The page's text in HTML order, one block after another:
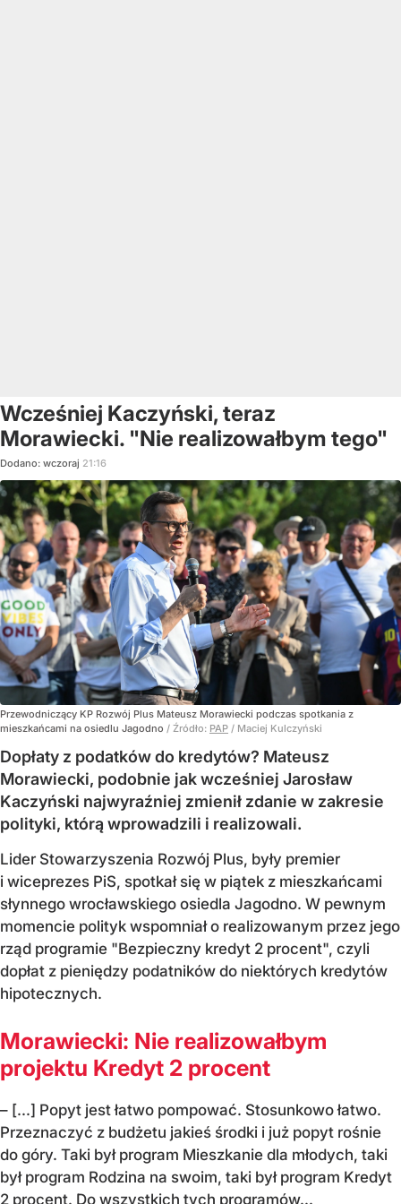
Wcześniej Kaczyński, teraz
Morawiecki. "Nie realizowałbym tego"
Dodano: wczoraj 21:16
Przewodniczący KP Rozwój Plus Mateusz Morawiecki podczas spotkania z
mieszkańcami na osiedlu Jagodno / Źródło: PAP / Maciej Kulczyński
Dopłaty z podatków do kredytów? Mateusz
Morawiecki, podobnie jak wcześniej Jarosław
Kaczyński najwyraźniej zmienił zdanie w zakresie
polityki, którą wprowadzili i realizowali.
Lider Stowarzyszenia Rozwój Plus, były premier
i wiceprezes PiS, spotkał się w piątek z mieszkańcami
słynnego wrocławskiego osiedla Jagodno. W pewnym
momencie polityk wspomniał o realizowanym przez jego
rząd programie "Bezpieczny kredyt 2 procent", czyli
dopłat z pieniędzy podatników do niektórych kredytów
hipotecznych.
Morawiecki: Nie realizowałbym
projektu Kredyt 2 procent
– [...] Popyt jest łatwo pompować. Stosunkowo łatwo.
Przeznaczyć z budżetu jakieś środki i już popyt rośnie
do góry. Taki był program Mieszkanie dla młodych, taki
był program Rodzina na swoim, taki był program Kredyt
2 procent. Do wszystkich tych programów...